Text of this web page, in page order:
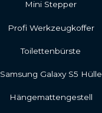
Mini Stepper
Profi Werkzeugkoffer
Toilettenbürste
Samsung Galaxy S5 Hülle
Hängemattengestell